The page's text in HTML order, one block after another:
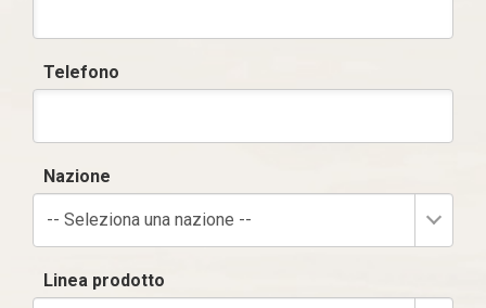
Telefono
Nazione
-- Seleziona una nazione --
Linea prodotto